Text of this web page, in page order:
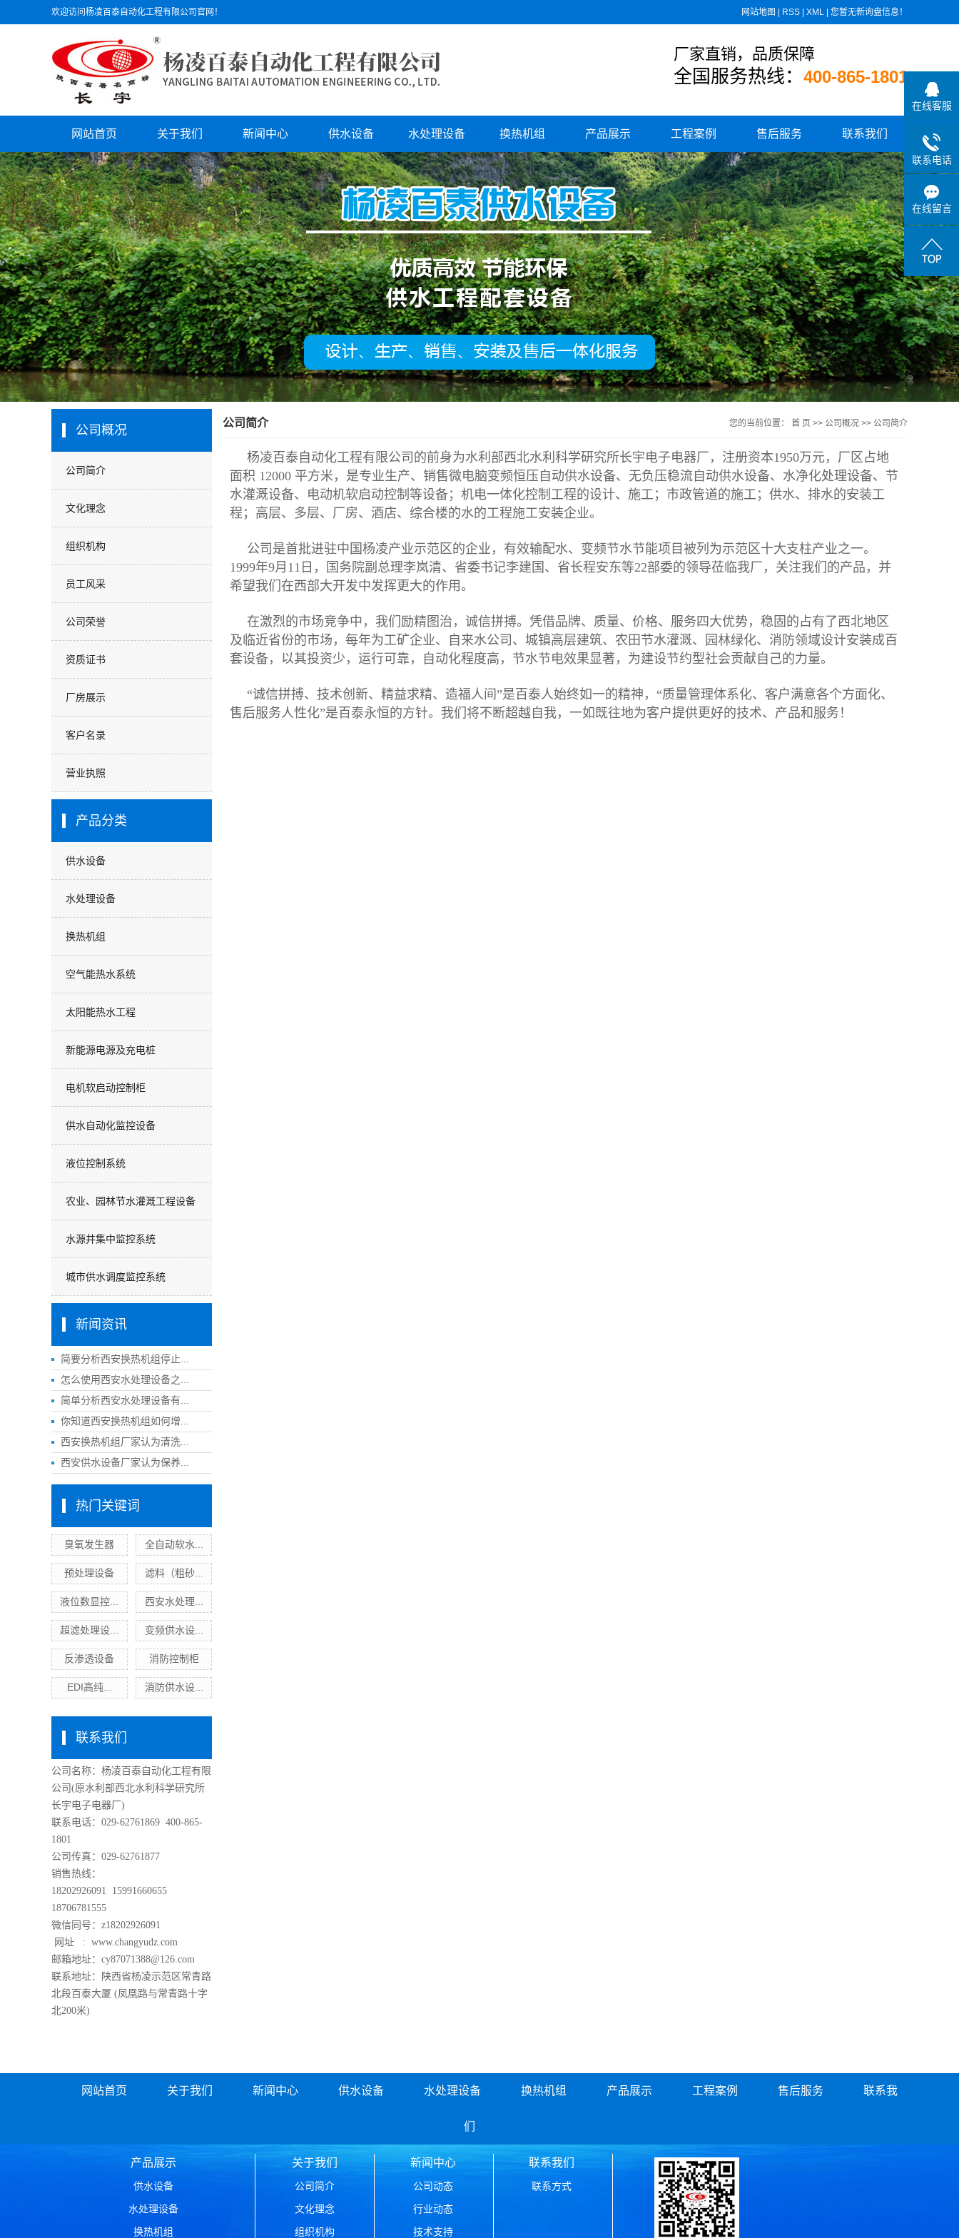
欢迎访问杨凌百泰自动化工程有限公司官网！ 网站地图 RSS XML 您暂无新询盘信息！
厂家直销，品质保障
全国服务热线： 400-865-1801
网站首页 关于我们
公司简介
文化理念
组织机构
员工风采
公司荣誉
资质证书
厂房展示
客户名录
营业执照
新闻中心
公司动态
行业动态
技术支持
供水设备 水处理设备 换热机组 产品展示 工程案例
住宅小区供水
城乡水厂供水
学校、医院供水
高速公路供水
小区板式换热设备
消防气体顶压设备
一体化净水器
售后服务 联系我们
公司概况
公司简介
文化理念
组织机构
员工风采
公司荣誉
资质证书
厂房展示
客户名录
营业执照
产品分类
供水设备
水处理设备
换热机组
空气能热水系统
太阳能热水工程
新能源电源及充电桩
电机软启动控制柜
供水自动化监控设备
液位控制系统
农业、园林节水灌溉工程设备
水源井集中监控系统
城市供水调度监控系统
新闻资讯
简要分析西安换热机组停止...
怎么使用西安水处理设备之...
简单分析西安水处理设备有...
你知道西安换热机组如何增...
西安换热机组厂家认为清洗...
西安供水设备厂家认为保养...
热门关键词
臭氧发生器 全自动软水...
预处理设备 滤料（粗砂...
液位数显控... 西安水处理...
超滤处理设... 变频供水设...
反渗透设备 消防控制柜
EDI高纯... 消防供水设...
联系我们
公司名称：杨凌百泰自动化工程有限
公司 (原水利部西北水利科学研究所
长宇电子电器厂)
联系电话：029-62761869 400-865-
1801
公司传真：029-62761877
销售热线：
18202926091 15991660655
18706781555
微信同号：z18202926091
网址 : www.changyudz.com
邮箱地址：cy87071388@126.com
联系地址：陕西省杨凌示范区常青路
北段百泰大厦 (凤凰路与常青路十字
北200米)
公司简介 您的当前位置： 首 页 >> 公司概况 >> 公司简介
杨凌百泰自动化工程有限公司的前身为水利部西北水利科学研究所长宇电子电器厂，注册资本1950万元，厂区占地
面积 12000 平方米，是专业生产、销售微电脑变频恒压自动供水设备、无负压稳流自动供水设备、水净化处理设备、节
水灌溉设备、电动机软启动控制等设备；机电一体化控制工程的设计、施工；市政管道的施工；供水、排水的安装工
程；高层、多层、厂房、酒店、综合楼的水的工程施工安装企业。
公司是首批进驻中国杨凌产业示范区的企业，有效输配水、变频节水节能项目被列为示范区十大支柱产业之一。
1999年9月11日，国务院副总理李岚清、省委书记李建国、省长程安东等22部委的领导莅临我厂，关注我们的产品，并
希望我们在西部大开发中发挥更大的作用。
在激烈的市场竞争中，我们励精图治，诚信拼搏。凭借品牌、质量、价格、服务四大优势，稳固的占有了西北地区
及临近省份的市场，每年为工矿企业、自来水公司、城镇高层建筑、农田节水灌溉、园林绿化、消防领域设计安装成百
套设备，以其投资少，运行可靠，自动化程度高，节水节电效果显著，为建设节约型社会贡献自己的力量。
“诚信拼搏、技术创新、精益求精、造福人间”是百泰人始终如一的精神，“质量管理体系化、客户满意各个方面化、
售后服务人性化”是百泰永恒的方针。我们将不断超越自我，一如既往地为客户提供更好的技术、产品和服务！
网站首页 关于我们 新闻中心 供水设备 水处理设备 换热机组 产品展示 工程案例 售后服务 联系我
们
产品展示
供水设备
水处理设备
换热机组
关于我们
公司简介
文化理念
组织机构
新闻中心
公司动态
行业动态
技术支持
联系我们
联系方式
在线客服
联系电话
在线留言